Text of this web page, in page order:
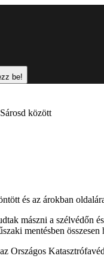
be!
között
és az árokban
mászni a szélvédőn
mentésben
Országos